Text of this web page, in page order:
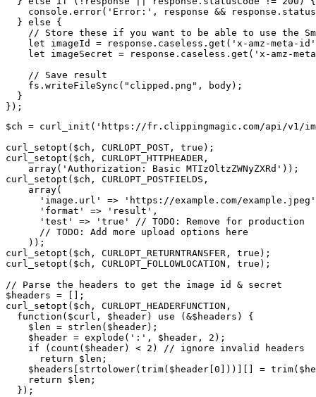
console.error('Error:', response &&
  } else {
// Store these if you want to be able to use the
let imageId = response.caseless.get('x-amz-meta-
let imageSecret = response.caseless.get('x-amz-
    // Save result
    fs.writeFileSync("clipped.png", body);
  }
$ch = curl_init('https://fr.clippingmagic.com/api/v1/
curl_setopt($ch, CURLOPT_POST, true);
curl_setopt($ch, CURLOPT_HTTPHEADER,
    array('Authorization: Basic MTIzOltzZWNyZXRd'));
curl_setopt($ch, CURLOPT_POSTFIELDS,
    array(
'image.url' => 'https://example.com/
      'format' => 'result',
      'test' => 'true' // TODO: Remove for production
      // TODO: Add more upload options here
    ));
curl_setopt($ch, CURLOPT_RETURNTRANSFER, true);
curl_setopt($ch, CURLOPT_FOLLOWLOCATION, true);
// Parse the headers to get the image id & secret
$headers = [];
curl_setopt($ch, CURLOPT_HEADERFUNCTION,
  function($curl, $header) use (&$headers) {
    $len = strlen($header);
    $header = explode(':', $header, 2);
    if (count($header) < 2) // ignore invalid headers
      return $len;
$headers[strtolower(trim($header[0]))][] =
    return $len;
  });